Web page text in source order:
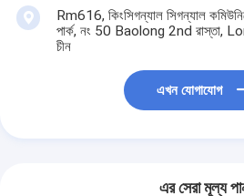
Rm616, কিংসিগন্যাল সিগন্যাল
পার্ক, নং 50 Baolong 2nd রাস্তা,
চীন
এখন যোগাযোগ
এর সেরা মূল্য